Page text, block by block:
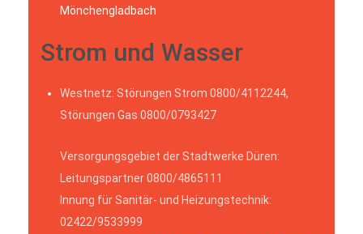
Mönchengladbach
Strom und Wasser
Westnetz: Störungen Strom 0800/4112244,
Störungen Gas 0800/0793427
Versorgungsgebiet der Stadtwerke Düren:
Leitungspartner 0800/4865111
Innung für Sanitär- und Heizungstechnik:
02422/9533999